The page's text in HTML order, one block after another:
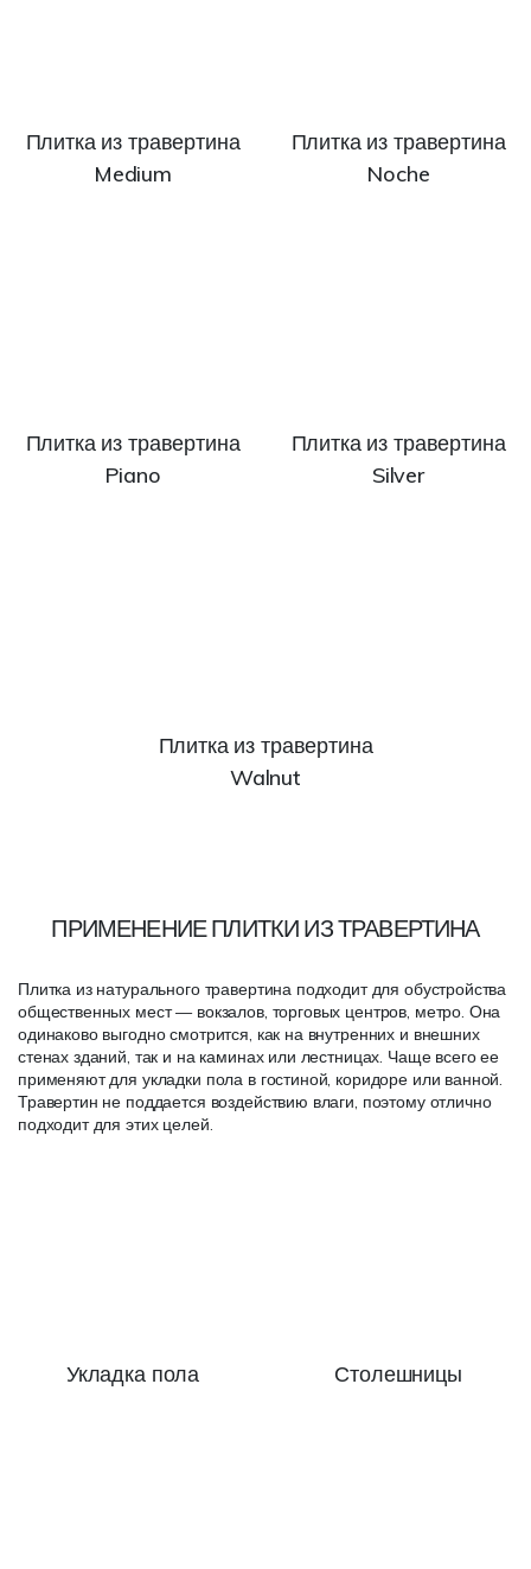
Плитка из травертина
Medium
Плитка из травертина
Noche
Плитка из травертина
Piano
Плитка из травертина
Silver
Плитка из травертина
Walnut
ПРИМЕНЕНИЕ ПЛИТКИ ИЗ ТРАВЕРТИНА
Плитка из натурального травертина подходит для обустройства
общественных мест — вокзалов, торговых центров, метро. Она
одинаково выгодно смотрится, как на внутренних и внешних
стенах зданий, так и на каминах или лестницах. Чаще всего ее
применяют для укладки пола в гостиной, коридоре или ванной.
Травертин не поддается воздействию влаги, поэтому отлично
подходит для этих целей.
Укладка пола Столешницы